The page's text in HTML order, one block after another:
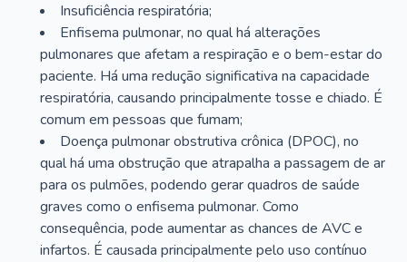
Insuficiência respiratória;
Enfisema pulmonar, no qual há alterações
pulmonares que afetam a respiração e o bem-estar do
paciente. Há uma redução significativa na capacidade
respiratória, causando principalmente tosse e chiado. É
comum em pessoas que fumam;
Doença pulmonar obstrutiva crônica (DPOC), no
qual há uma obstrução que atrapalha a passagem de ar
para os pulmões, podendo gerar quadros de saúde
graves como o enfisema pulmonar. Como
consequência, pode aumentar as chances de AVC e
infartos. É causada principalmente pelo uso contínuo